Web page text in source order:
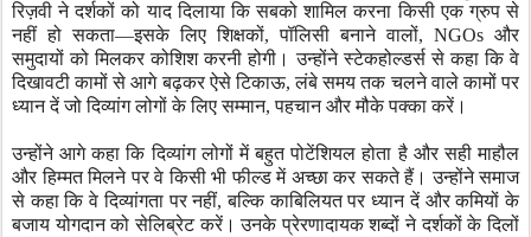
रिज़वी ने दर्शकों को याद दिलाया कि सबको शामिल करना किसी एक ग्रुप से
नहीं हो सकता—इसके लिए शिक्षकों,पॉलिसी बनाने वालों, NGOs और
समुदायों को मिलकर कोशिश करनी होगी। उन्होंने स्टेकहोल्डर्स से कहा कि वे
दिखावटी कामों से आगे बढ़कर ऐसे टिकाऊ,लंबे समय तक चलने वाले कामों पर
ध्यान दें जो दिव्यांग लोगों के लिए सम्मान,पहचान और मौके पक्का करें।
उन्होंने आगे कहा कि दिव्यांग लोगों में बहुत पोटेंशियल होता है और सही माहौल
और हिम्मत मिलने पर वे किसी भी फील्ड में अच्छा कर सकते हैं। उन्होंने समाज
से कहा कि वे दिव्यांगता पर नहीं,बल्कि काबिलियत पर ध्यान दें और कमियों के
बजाय योगदान को सेलिब्रेट करें। उनके प्रेरणादायक शब्दों ने दर्शकों के दिलों